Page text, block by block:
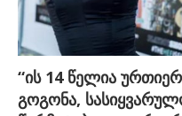
“ის 14 წელია
გოგონა,